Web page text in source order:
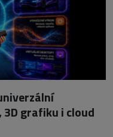
grafiku i cloud